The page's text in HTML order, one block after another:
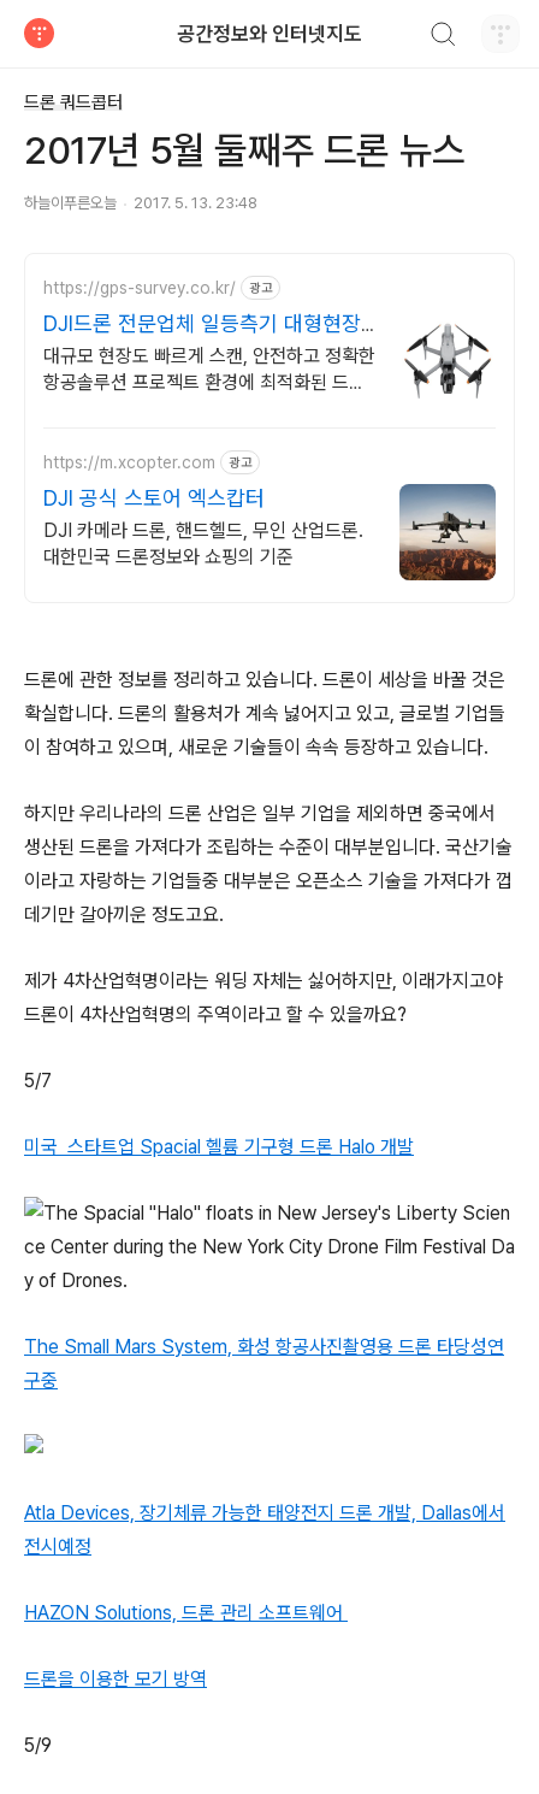
공간정보와 인터넷지도
드론 쿼드콥터
2017년 5월 둘째주 드론 뉴스
하늘이푸른오늘 2017. 5. 13. 23:48
https://gps-survey.co.kr/ 광고
DJI드론 전문업체 일등측기 대형현장,
플랜트 최적화
대규모 현장도 빠르게 스캔, 안전하고 정확한
항공솔루션 프로젝트 환경에 최적화된 드론
https://m.xcopter.com 광고
DJI 공식 스토어 엑스캅터
DJI 카메라 드론, 핸드헬드, 무인 산업드론.
대한민국 드론정보와 쇼핑의 기준
드론에 관한 정보를 정리하고 있습니다. 드론이 세상을 바꿀 것은
확실합니다. 드론의 활용처가 계속 넗어지고 있고, 글로벌 기업들
이 참여하고 있으며, 새로운 기술들이 속속 등장하고 있습니다.
하지만 우리나라의 드론 산업은 일부 기업을 제외하면 중국에서
생산된 드론을 가져다가 조립하는 수준이 대부분입니다. 국산기술
이라고 자랑하는 기업들중 대부분은 오픈소스 기술을 가져다가 껍
데기만 갈아끼운 정도고요.
제가 4차산업혁명이라는 워딩 자체는 싫어하지만, 이래가지고야
드론이 4차산업혁명의 주역이라고 할 수 있을까요?
5/7
미국 스타트업 Spacial 헬륨 기구형 드론 Halo 개발
The Small Mars System, 화성 항공사진촬영용 드론 타당성연
구중
Atla Devices, 장기체류 가능한 태양전지 드론 개발, Dallas에서
전시예정
HAZON Solutions, 드론 관리 소프트웨어
드론을 이용한 모기 방역
5/9